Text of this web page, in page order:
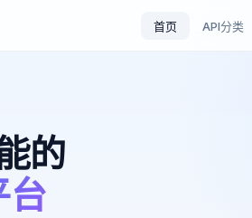
首页 API分类
的
台